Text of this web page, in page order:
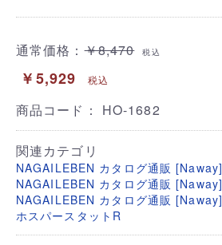
通常価格：￥8,470 税込
￥5,929 税込
商品コード： HO-1682
関連カテゴリ
NAGAILEBEN カタログ通販 [Naway]
NAGAILEBEN カタログ通販 [Naway]
NAGAILEBEN カタログ通販 [Naway]
ホスパースタットR